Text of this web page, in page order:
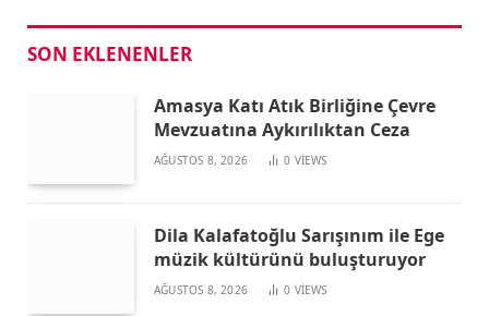
SON EKLENENLER
Amasya Katı Atık Birliğine Çevre
Mevzuatına Aykırılıktan Ceza
AĞUSTOS 8, 2026 0 VIEWS
Dila Kalafatoğlu Sarışınım ile Ege
müzik kültürünü buluşturuyor
AĞUSTOS 8, 2026 0 VIEWS